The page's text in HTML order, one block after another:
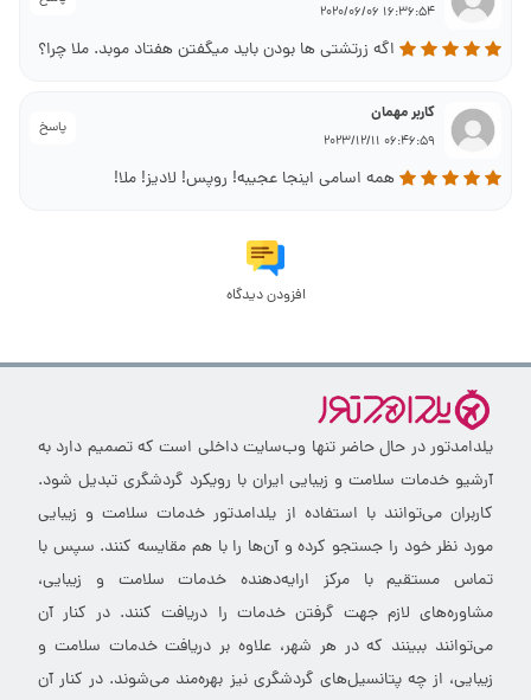
16:36:54 2020/06/06
اگه زرتشتی ها بودن باید میگفتن هفتاد موبد. ملا چرا؟
پاسخ
کاربر مهمان
06:46:59 2023/12/11
همه اسامی اینجا عجیبه! روپس! لادیز! ملا!
افزودن دیدگاه
یلدامدتور در حال حاضر تنها وب‌سایت داخلی است که تصمیم دارد به
آرشیو خدمات سلامت و زیبایی ایران با رویکرد گردشگری تبدیل شود.
کاربران می‌توانند با استفاده از یلدامدتور خدمات سلامت و زیبایی
مورد نظر خود را جستجو کرده و آن‌ها را با هم مقایسه کنند. سپس با
تماس مستقیم با مرکز ارایه‌دهنده خدمات سلامت و زیبایی،
مشاوره‌های لازم جهت گرفتن خدمات را دریافت کنند. در کنار آن
می‌توانند ببینند که در هر شهر، علاوه بر دریافت خدمات سلامت و
زیبایی، از چه پتانسیل‌های گردشگری نیز بهره‌مند می‌شوند. در کنار آن